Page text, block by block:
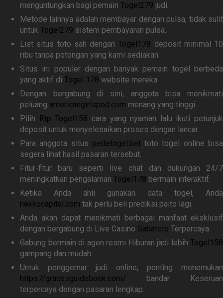
menguntungkan bagi pemain Togel279 judi.
Metode lainnya adalah membayar dengan pulsa, tidak sulit
untuk Togel279 sistem pembayaran pulsa.
List situs toto sah denganTogel178 deposit minimal 10
ribu tanpa potongan yang kami sediakan.
Situs ini populer dengan banyak pemain togel berbeda
yang aktif di Togel 178 website mereka.
Dengan bergabung di sini, anggota bisa menikmati
peluang americangirlspod.com menang yang tinggi.
Pilih
Rtp Togel158 cara yang nyaman lalu ikuti petunjuk
deposit untuk menyelesaikan proses dengan lancar.
Para anggota situs pedetogel.bettoto togel online bisa
segera lihat hasil pasaran tersebut.
Fitur-fitur baru seperti live chat dan dukungan 24/7
meningkatkan pengalaman Togel178 bermain interaktif.
Ketika Anda ahli gunakan data togel, Anda
nekkocapital.com tak perlu beli prediksi paito lagi.
Anda akan dapat menikmati berbagai manfaat eksklusif
dengan bergabung di Live Casino Sabatoto Terpercaya.
Gabung bermain di agen resmi Hiburan jadi lebih Togel158
gampang dan mudah.
Untuk penggemar judi online, penting menemukan
https://gracesguidebook.com/ bandar Keseruan
terpercaya dengan pasaran lengkap.